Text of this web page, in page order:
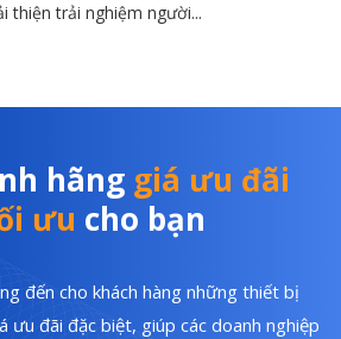
thiện trải nghiệm người...
hãng giá ưu đãi
ưu cho bạn
đến cho khách hàng những thiết bị
ưu đãi đặc biệt, giúp các doanh nghiệp